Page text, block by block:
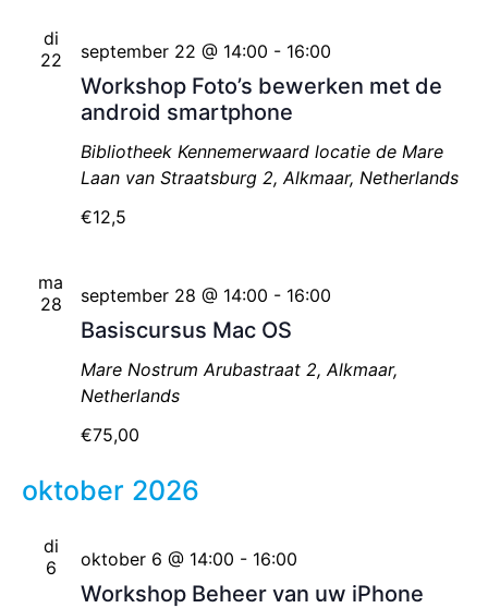
di
22
Workshop Foto’s bewerken met de
android smartphone
september 22 @ 14:00 - 16:00
Bibliotheek Kennemerwaard locatie de Mare
Laan van Straatsburg 2, Alkmaar, Netherlands
€12,5
ma
28
Basiscursus Mac OS
september 28 @ 14:00 - 16:00
Mare NostrumArubastraat 2, Alkmaar,
Netherlands
€75,00
oktober 2026
di
6
Workshop Beheer van uw iPhone
oktober 6 @ 14:00 - 16:00